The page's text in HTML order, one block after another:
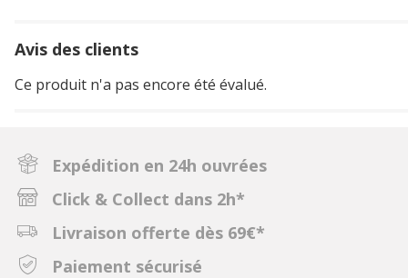
Avis des clients
Ce produit n'a pas encore été évalué.
Expédition en 24h ouvrées
Click & Collect dans 2h*
Livraison offerte dès 69€*
Paiement sécurisé